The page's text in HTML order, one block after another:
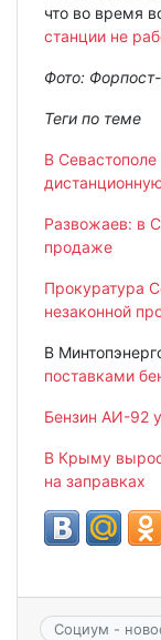
что во время
станции не
Фото:
Теги по теме
В
Развожаев: в
продаже
Прокуратура
незаконной
В
поставками
Бензин АИ-92
В Крыму
на заправках
Социум -